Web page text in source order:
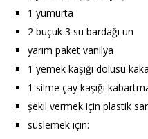
1 yumurta
2 buçuk 3 su bardağı un
yarım paket vanilya
1 yemek kaşığı dolusu
1 silme çay kaşığı
şekil vermek için plastik
süslemek için: